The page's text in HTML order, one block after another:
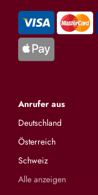
Anrufer aus
Deutschland
Österreich
Schweiz
Alle anzeigen